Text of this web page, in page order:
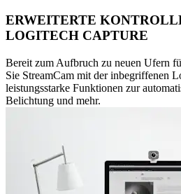
ERWEITERTE
LOGITECH CAPTURE
Bereit zum Aufbruch zu neuen Ufern
Sie StreamCam mit der inbegriffenen
leistungsstarke Funktionen zur
Belichtung und mehr.